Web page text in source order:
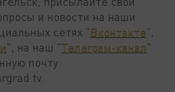
и новости на наши
сетях "Вконтакте",
", на наш "Телеграм-канал"
почту